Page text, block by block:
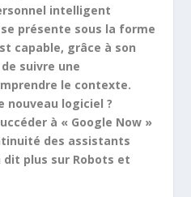
intelligent
présente sous la forme
capable, grâce à son
suivre une
le contexte.
nouveau logiciel ?
à « Google Now »
des assistants
dit plus sur Robots et